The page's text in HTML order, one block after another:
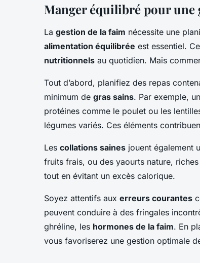
Manger équilibré pour une
La gestion de la faim nécessite une
alimentation équilibrée est essentiel.
nutritionnels au quotidien. Mais
Tout d’abord, planifiez des repas
minimum de gras sains. Par exemple,
protéines comme le poulet ou les
légumes variés. Ces éléments
Les collations saines jouent également
fruits frais, ou des yaourts nature,
tout en évitant un excès calorique.
Soyez attentifs aux erreurs courantes
peuvent conduire à des fringales
ghréline, les hormones de la faim. En
vous favoriserez une gestion optimale